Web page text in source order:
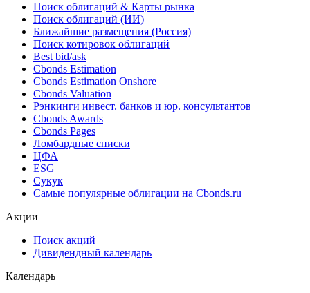
Поиск облигаций & Карты рынка
Поиск облигаций (ИИ)
Ближайшие размещения (Россия)
Поиск котировок облигаций
Best bid/ask
Cbonds Estimation
Cbonds Estimation Onshore
Cbonds Valuation
Рэнкинги инвест. банков и юр. консультантов
Cbonds Awards
Cbonds Pages
Ломбардные списки
ЦФА
ESG
Сукук
Самые популярные облигации на Cbonds.ru
Акции
Поиск акций
Дивидендный календарь
Календарь